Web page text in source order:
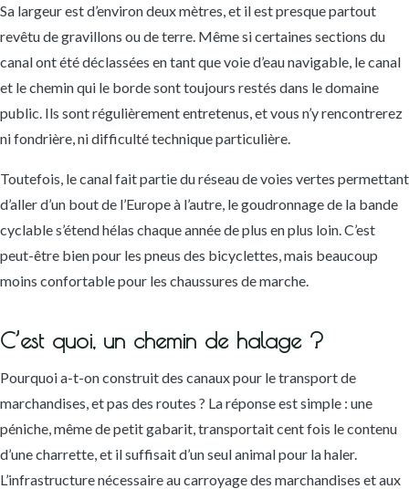
Sa largeur est d’environ deux mètres, et il est presque partout
revêtu de gravillons ou de terre. Même si certaines sections du
canal ont été déclassées en tant que voie d’eau navigable, le canal
et le chemin qui le borde sont toujours restés dans le domaine
public. Ils sont régulièrement entretenus, et vous n’y rencontrerez
ni fondrière, ni difficulté technique particulière.
Toutefois, le canal fait partie du réseau de voies vertes permettant
d’aller d’un bout de l’Europe à l’autre, le goudronnage de la bande
cyclable s’étend hélas chaque année de plus en plus loin. C’est
peut-être bien pour les pneus des bicyclettes, mais beaucoup
moins confortable pour les chaussures de marche.
C’est quoi, un chemin de halage ?
Pourquoi a-t-on construit des canaux pour le transport de
marchandises, et pas des routes ? La réponse est simple : une
péniche, même de petit gabarit, transportait cent fois le contenu
d’une charrette, et il suffisait d’un seul animal pour la haler.
L’infrastructure nécessaire au carroyage des marchandises et aux